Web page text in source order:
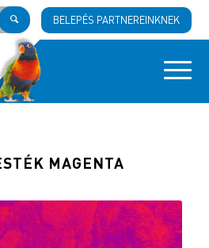
BELEPÉS PARTNEREINKNEK
MAGENTA